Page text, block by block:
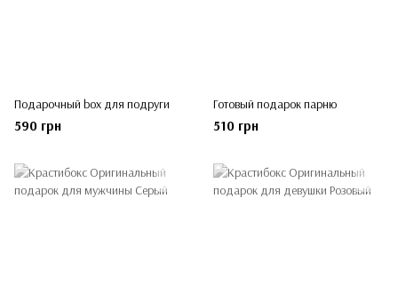
Подарочный box для подруги
590 грн
Готовый подарок парню
510 грн